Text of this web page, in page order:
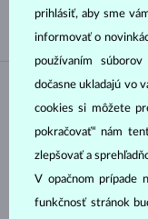
prihlásiť, aby sme
informovať o
používaním
dočasne ukladajú vo
cookies si môžete
pokračovať“ nám
zlepšovať a
V opačnom prípade
funkčnosť stránok